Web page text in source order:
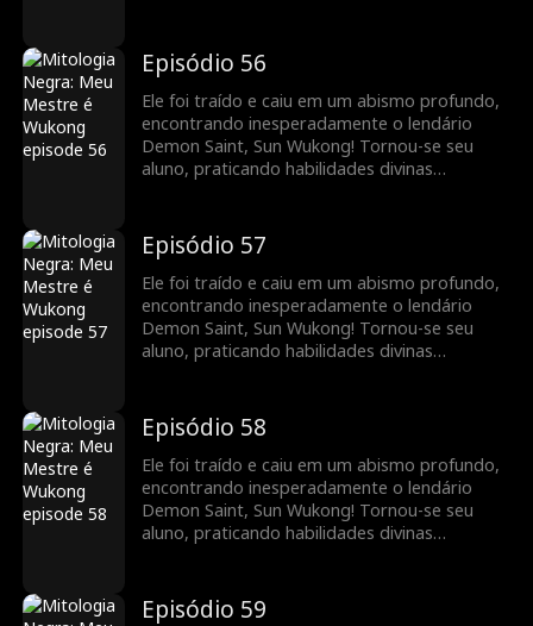
vingando injustiças e acertando contas.
Episódio 56
Ele foi traído e caiu em um abismo profundo,
encontrando inesperadamente o lendário
Demon Saint, Sun Wukong! Tornou-se seu
aluno, praticando habilidades divinas
vingando injustiças e acertando contas.
Episódio 57
Ele foi traído e caiu em um abismo profundo,
encontrando inesperadamente o lendário
Demon Saint, Sun Wukong! Tornou-se seu
aluno, praticando habilidades divinas
vingando injustiças e acertando contas.
Episódio 58
Ele foi traído e caiu em um abismo profundo,
encontrando inesperadamente o lendário
Demon Saint, Sun Wukong! Tornou-se seu
aluno, praticando habilidades divinas
vingando injustiças e acertando contas.
Episódio 59